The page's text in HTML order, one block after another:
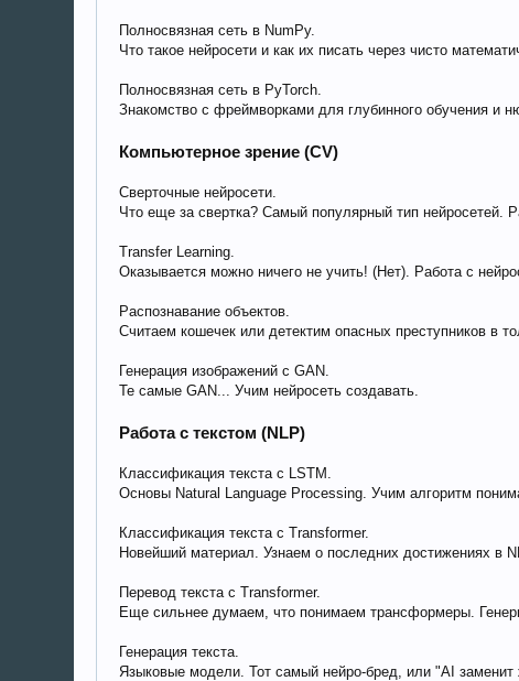
Полносвязная сеть в NumPy.
Что такое нейросети и как их писать через чисто
Полносвязная сеть в PyTorch.
Знакомство с фреймворками для глубинного обучения и
Компьютерное зрение (CV)
Сверточные нейросети.
Что еще за свертка? Самый популярный тип нейросетей.
Transfer Learning.
Оказывается можно ничего не учить! (Нет). Работа с
Распознавание объектов.
Считаем кошечек или детектим опасных преступников в
Генерация изображений с GAN.
Те самые GAN... Учим нейросеть создавать.
Работа с текстом (NLP)
Классификация текста с LSTM.
Основы Natural Language Processing. Учим алгоритм
Классификация текста с Transformer.
Новейший материал. Узнаем о последних достижениях в
Перевод текста с Transformer.
Еще сильнее думаем, что понимаем трансформеры.
Генерация текста.
Языковые модели. Тот самый нейро-бред, или "AI